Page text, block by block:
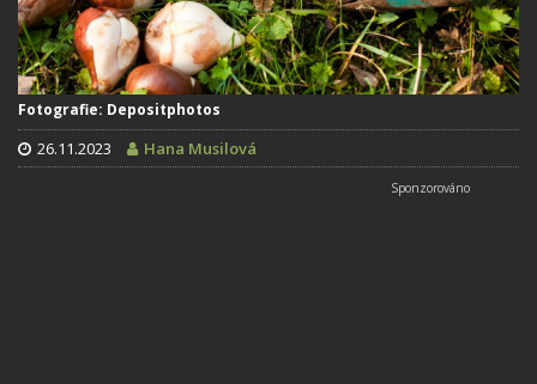
Fotografie: Depositphotos
26.11.2023 Hana Musilová